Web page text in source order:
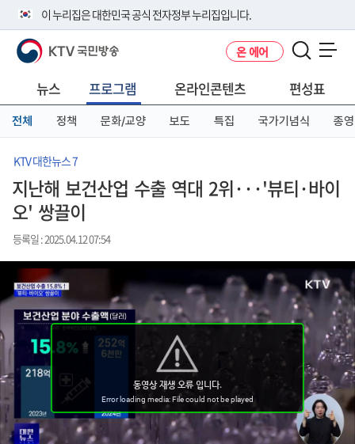
이 누리집은 대한민국 공식 전자정부 누리집입니다.
공식 누리집 주소 확인하기
니다.
이밖에 or.kr 또는 .kr등 다른 도메인 주소를 사용하고 있다면 아래 URL에
서 도메인 주소를 확인해 보세요
KTV 국민방송 온 에어
뉴스 프로그램 온라인콘텐츠 편성표
전체 정책 문화/교양 보도 특집 국가기념식 종영
KTV 대한뉴스 7
지난해 보건산업 수출 역대 2위···'뷰티·바이
오' 쌍끌이
등록일 : 2025.04.12 07:54